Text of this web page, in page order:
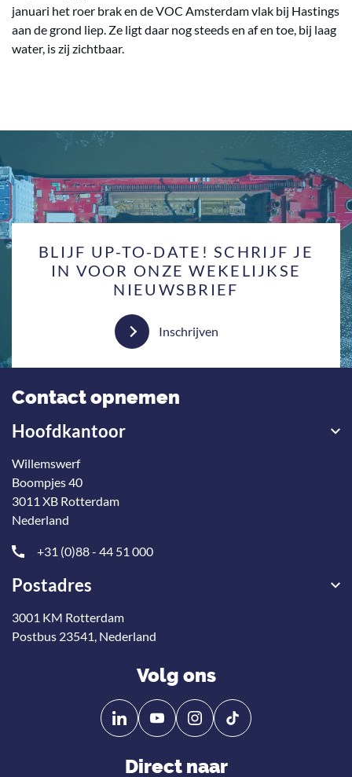
januari het roer brak en de VOC Amsterdam vlak bij Hastings
aan de grond liep. Ze ligt daar nog steeds en af en toe, bij laag
water, is zij zichtbaar.
BLIJF UP-TO-DATE! SCHRIJF JE
IN VOOR ONZE WEKELIJKSE
NIEUWSBRIEF
Inschrijven
Contact opnemen
Hoofdkantoor
Willemswerf
Boompjes 40
3011 XB Rotterdam
Nederland
+31 (0)88 - 44 51 000
Postadres
3001 KM Rotterdam
Postbus 23541, Nederland
Volg ons
Volg
ons
Linkedin
Volg
ons
YouTube
Direct naar